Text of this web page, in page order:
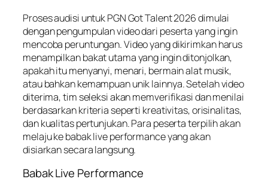
Proses audisi untuk PGN Got Talent 2026 dimulai
dengan pengumpulan video dari peserta yang ingin
mencoba peruntungan. Video yang dikirimkan harus
menampilkan bakat utama yang ingin ditonjolkan,
apakah itu menyanyi, menari, bermain alat musik,
atau bahkan kemampuan unik lainnya. Setelah video
diterima, tim seleksi akan memverifikasi dan menilai
berdasarkan kriteria seperti kreativitas, orisinalitas,
dan kualitas pertunjukan. Para peserta terpilih akan
melaju ke babak live performance yang akan
disiarkan secara langsung.
Babak Live Performance